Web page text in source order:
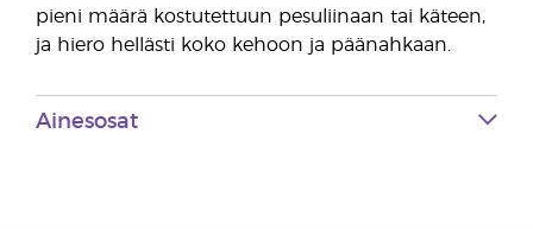
pieni määrä kostutettuun pesuliinaan tai käteen,
ja hiero hellästi koko kehoon ja päänahkaan.
Ainesosat